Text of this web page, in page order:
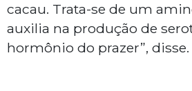
cacau. Trata-se de um
auxilia na produção de
hormônio do prazer”, disse.